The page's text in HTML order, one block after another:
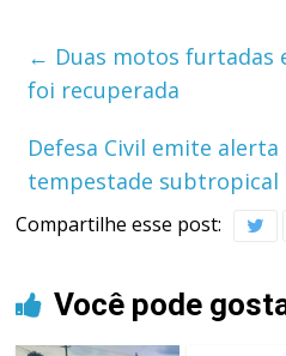
← Duas motos furtadas
foi recuperada
Defesa Civil emite
tempestade subtropical
Compartilhe esse post:
Você pode